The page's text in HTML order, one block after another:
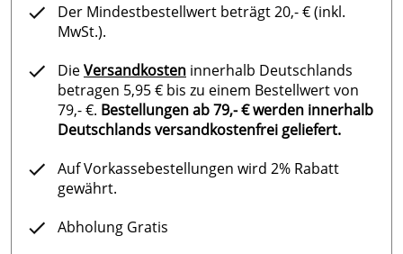
Der Mindestbestellwert beträgt 20,- € (inkl.
MwSt.).
DieVersandkosten innerhalb Deutschlands
betragen 5,95 € bis zu einem Bestellwert von
79,- €. Bestellungen ab 79,- € werden innerhalb
Deutschlands versandkostenfrei geliefert.
Auf Vorkassebestellungen wird 2% Rabatt
gewährt.
Abholung Gratis